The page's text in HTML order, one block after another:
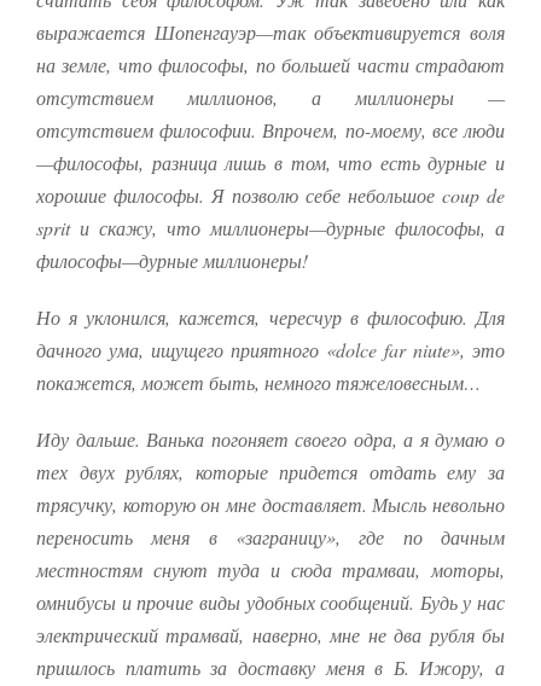
выражается Шопенгауэр—так объективируется воля
на земле, что философы, по большей части страдают
отсутствием миллионов, а миллионеры —
отсутствием философии. Впрочем, по-моему, все люди
—философы, разница лишь в том, что есть дурные и
хорошие философы. Я позволю себе небольшое coup de
sprit и скажу, что миллионеры—дурные философы, а
философы—дурные миллионеры!
Но я уклонился, кажется, чересчур в философию. Для
дачного ума, ищущего приятного «dolce far niute», это
покажется, может быть, немного тяжеловесным…
Иду дальше. Ванька погоняет своего одра, а я думаю о
тех двух рублях, которые придется отдать ему за
трясучку, которую он мне доставляет. Мысль невольно
переносить меня в «заграницу», где по дачным
местностям снуют туда и сюда трамваи, моторы,
омнибусы и прочие виды удобных сообщений. Будь у нас
электрический трамвай, наверно, мне не два рубля бы
пришлось платить за доставку меня в Б. Ижору, а
Для того чтобы
функциональность
и структуру веб-
того, как он
используется.
Пользовательский
максимально
эффективной работы
нашего сайта во
время вашего
использования этих
файлов cookie
приведет к
исчезновению
сайта.
Маркетинг
Делясь своими
интересами и